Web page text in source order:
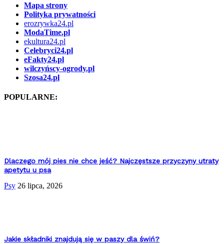
Mapa strony
Polityka prywatności
erozrywka24.pl
ModaTime.pl
ekultura24.pl
Celebryci24.pl
eFakty24.pl
wilczyńscy-ogrody.pl
Szosa24.pl
POPULARNE:
Dlaczego mój pies nie chce jeść? Najczęstsze przyczyny utraty
apetytu u psa
Psy 26 lipca, 2026
Jakie składniki znajdują się w paszy dla świń?